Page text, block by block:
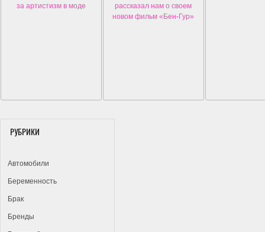
за артистизм в моде
рассказал нам о своем
новом фильм «Бен-Гур»
РУБРИКИ
Автомобили
Беременность
Брак
Бренды